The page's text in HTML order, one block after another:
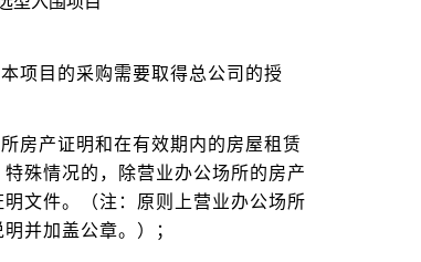
项目的采购需要取得总公司的授
房产证明和在有效期内的房屋租赁
殊情况的，除营业办公场所的房产
文件。（注：原则上营业办公场所
并加盖公章。）；